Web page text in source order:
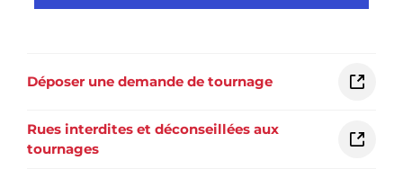
Déposer une demande de tournage
Rues interdites et déconseillées aux
tournages